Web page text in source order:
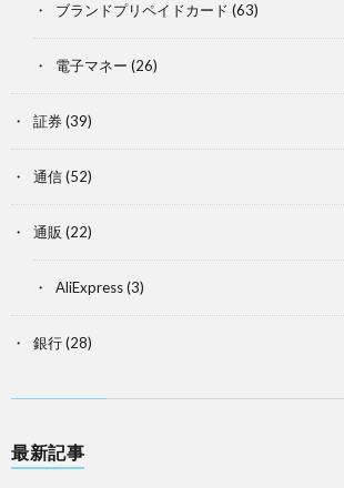
ブランドプリペイドカード (63)
電子マネー (26)
証券(39)
通信(52)
通販 (22)
AliExpress(3)
銀行(28)
最新記事